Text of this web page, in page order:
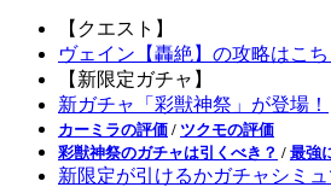
【クエスト】
ヴェイン【轟絶】の攻略はこち
【新限定ガチャ】
新ガチャ「彩獣神祭」が登場！
カーミラの評価 / ツクモの評価
彩獣神祭のガチャは引くべき？ / 最強
新限定が引けるかガチャシミュ